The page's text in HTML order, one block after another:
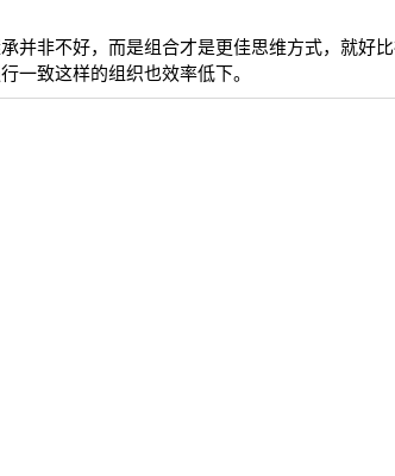
并非不好，而是组合才是更佳思维方式，就好
一致这样的组织也效率低下。